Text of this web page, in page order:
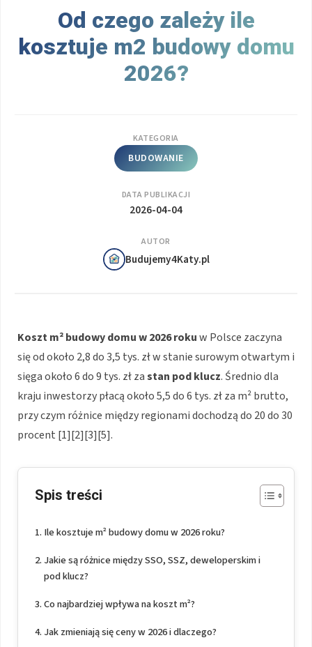
Od czego zależy ile
kosztuje m2 budowy domu
2026?
KATEGORIA
BUDOWANIE
DATA PUBLIKACJI
2026-04-04
AUTOR
Budujemy4Katy.pl
Koszt m² budowy domu w 2026 rokuw Polsce zaczyna
się od około 2,8 do 3,5 tys. zł w stanie surowym otwartym i
sięga około 6 do 9 tys. zł zastan pod klucz. Średnio dla
kraju inwestorzy płacą około 5,5 do 6 tys. zł za m² brutto,
przy czym różnice między regionami dochodzą do 20 do 30
procent [1][2][3][5].
Spis treści
Ile kosztuje m² budowy domu w 2026 roku?
Jakie są różnice między SSO, SSZ, deweloperskim i
pod klucz?
Co najbardziej wpływa na koszt m²?
Jak zmieniają się ceny w 2026 i dlaczego?